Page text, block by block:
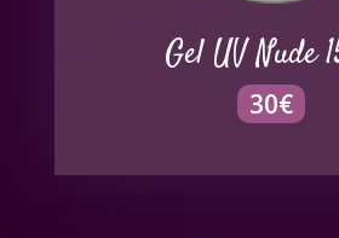
Gel UV Nude
30€